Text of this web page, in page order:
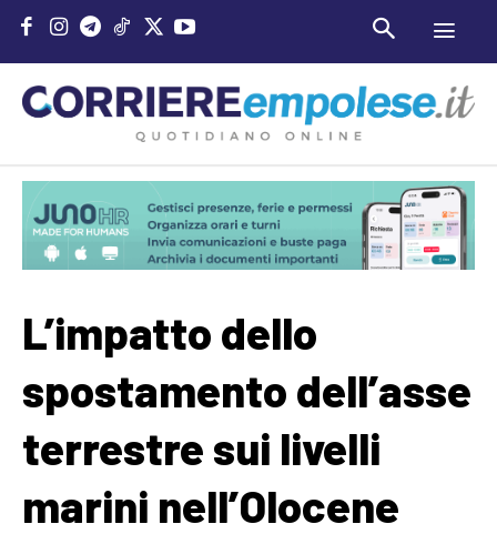
L’impatto dello
spostamento dell’asse
terrestre sui livelli
marini nell’Olocene